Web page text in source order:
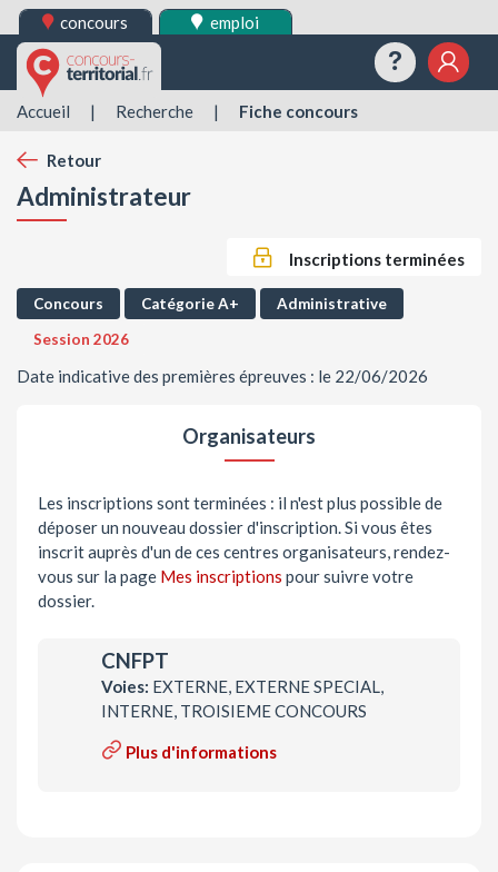
concours emploi
Accueil | Recherche | Fiche concours
Retour
Administrateur
Inscriptions terminées
Concours Catégorie A+
Administrative
Session 2026
Date indicative des premières épreuves : le 22/06/2026
Organisateurs
Les inscriptions sont terminées : il n'est plus possible de
déposer un nouveau dossier d'inscription. Si vous êtes
inscrit auprès d'un de ces centres organisateurs, rendez-
vous sur la page Mes inscriptions pour suivre votre
dossier.
CNFPT
Voies: EXTERNE, EXTERNE SPECIAL,
INTERNE, TROISIEME CONCOURS
Plus d'informations